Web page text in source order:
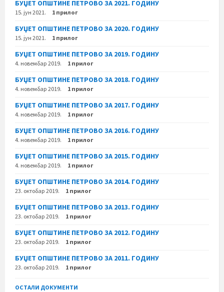
БУЏЕТ ОПШТИНЕ ПЕТРОВО ЗА 2021. ГОДИНУ
15. јун 2021. 1 прилог
БУЏЕТ ОПШТИНЕ ПЕТРОВО ЗА 2020. ГОДИНУ
15. јун 2021. 1 прилог
БУЏЕТ ОПШТИНЕ ПЕТРОВО ЗА 2019. ГОДИНУ
4. новембар 2019. 1 прилог
БУЏЕТ ОПШТИНЕ ПЕТРОВО ЗА 2018. ГОДИНУ
4. новембар 2019. 1 прилог
БУЏЕТ ОПШТИНЕ ПЕТРОВО ЗА 2017. ГОДИНУ
4. новембар 2019. 1 прилог
БУЏЕТ ОПШТИНЕ ПЕТРОВО ЗА 2016. ГОДИНУ
4. новембар 2019. 1 прилог
БУЏЕТ ОПШТИНЕ ПЕТРОВО ЗА 2015. ГОДИНУ
4. новембар 2019. 1 прилог
БУЏЕТ ОПШТИНЕ ПЕТРОВО ЗА 2014. ГОДИНУ
23. октобар 2019. 1 прилог
БУЏЕТ ОПШТИНЕ ПЕТРОВО ЗА 2013. ГОДИНУ
23. октобар 2019. 1 прилог
БУЏЕТ ОПШТИНЕ ПЕТРОВО ЗА 2012. ГОДИНУ
23. октобар 2019. 1 прилог
БУЏЕТ ОПШТИНЕ ПЕТРОВО ЗА 2011. ГОДИНУ
23. октобар 2019. 1 прилог
ОСТАЛИ ДОКУМЕНТИ